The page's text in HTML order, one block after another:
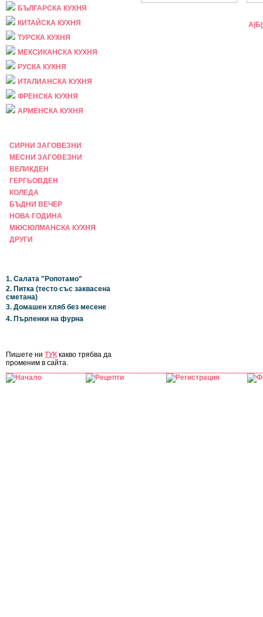
БЪЛГАРСКА КУХНЯ
КИТАЙСКА КУХНЯ
ТУРСКА КУХНЯ
МЕКСИКАНСКА КУХНЯ
РУСКА КУХНЯ
ИТАЛИАНСКА КУХНЯ
ФРЕНСКА КУХНЯ
АРМЕНСКА КУХНЯ
СИРНИ ЗАГОВЕЗНИ
МЕСНИ ЗАГОВЕЗНИ
ВЕЛИКДЕН
ГЕРГЬОВДЕН
КОЛЕДА
БЪДНИ ВЕЧЕР
НОВА ГОДИНА
МЮСЮЛМАНСКА КУХНЯ
ДРУГИ
1. Салата "Ропотамо"
2. Питка (тесто със заквасена
сметана)
3. Домашен хляб без месене
4. Пърленки на фурна
Пишете ни ТУК какво трябва да
променим в сайта.
А Б